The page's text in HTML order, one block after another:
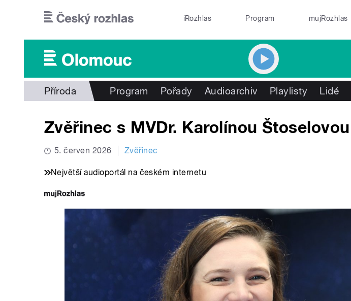
iRozhlas Program mujRozhlas
Příroda Program Pořady Audioarchiv Playlisty Lidé
Zvěřinec s MVDr. Karolínou Štoselovou
5. červen 2026 Zvěřinec
Největší audioportál na českém internetu